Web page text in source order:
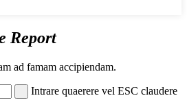
Report
ad famam accipiendam.
Intrare quaerere vel ESC claudere